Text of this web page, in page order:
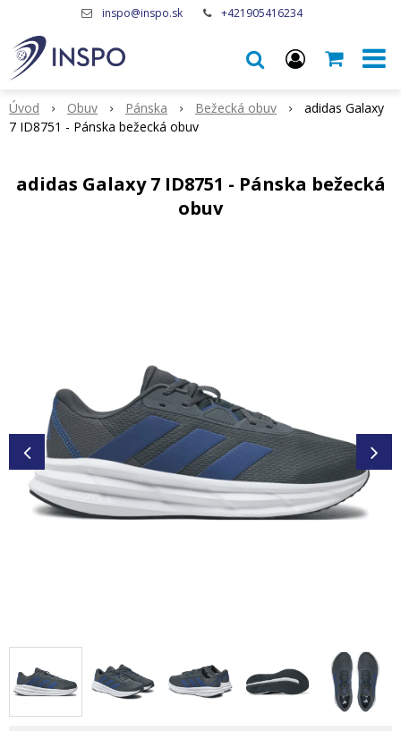
inspo@inspo.sk +421905416234
Úvod Obuv Pánska Bežecká obuv
adidas Galaxy
7 ID8751 - Pánska bežecká obuv
adidas Galaxy 7 ID8751 - Pánska bežecká
obuv